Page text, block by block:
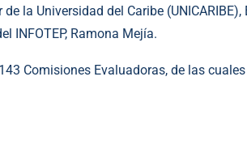
la Universidad del Caribe
INFOTEP, Ramona Mejía.
Comisiones Evaluadoras, de las